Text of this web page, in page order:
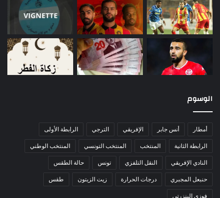
الوسوم
أمطار أنس جابر الإفريقي الترجي الرابطة الأولى
الرابطة الثانية المنتخب المنتخب التونسي المنتخب الوطني
النادي الإفريقي النقل التلفزي تونس حالة الطقس
حنبعل المجبري درجات الحرارة زيت الزيتون طقس
فوزي البنزرتي